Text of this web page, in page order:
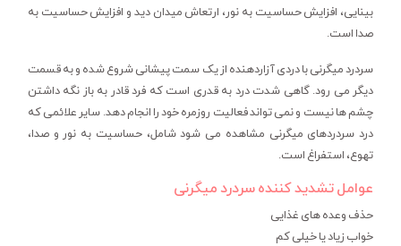
بینایی، افزایش حساسیت به نور، ارتعاش میدان دید و افزایش حساسیت به
صدا است.
سردرد میگرنی با دردی آزاردهنده از یک سمت پیشانی شروع شده و به قسمت
دیگر می رود. گاهی شدت درد به قدری است که فرد قادر به باز نگه داشتن
چشم ها نیست و نمی تواند فعالیت روزمره خود را انجام دهد. سایر علائمی که
درد سردردهای میگرنی مشاهده می شود شامل، حساسیت به نور و صدا،
تهوع، استفراغ است.
عوامل تشدید کننده سردرد میگرنی
حذف وعده های غذایی
خواب زیاد یا خیلی کم